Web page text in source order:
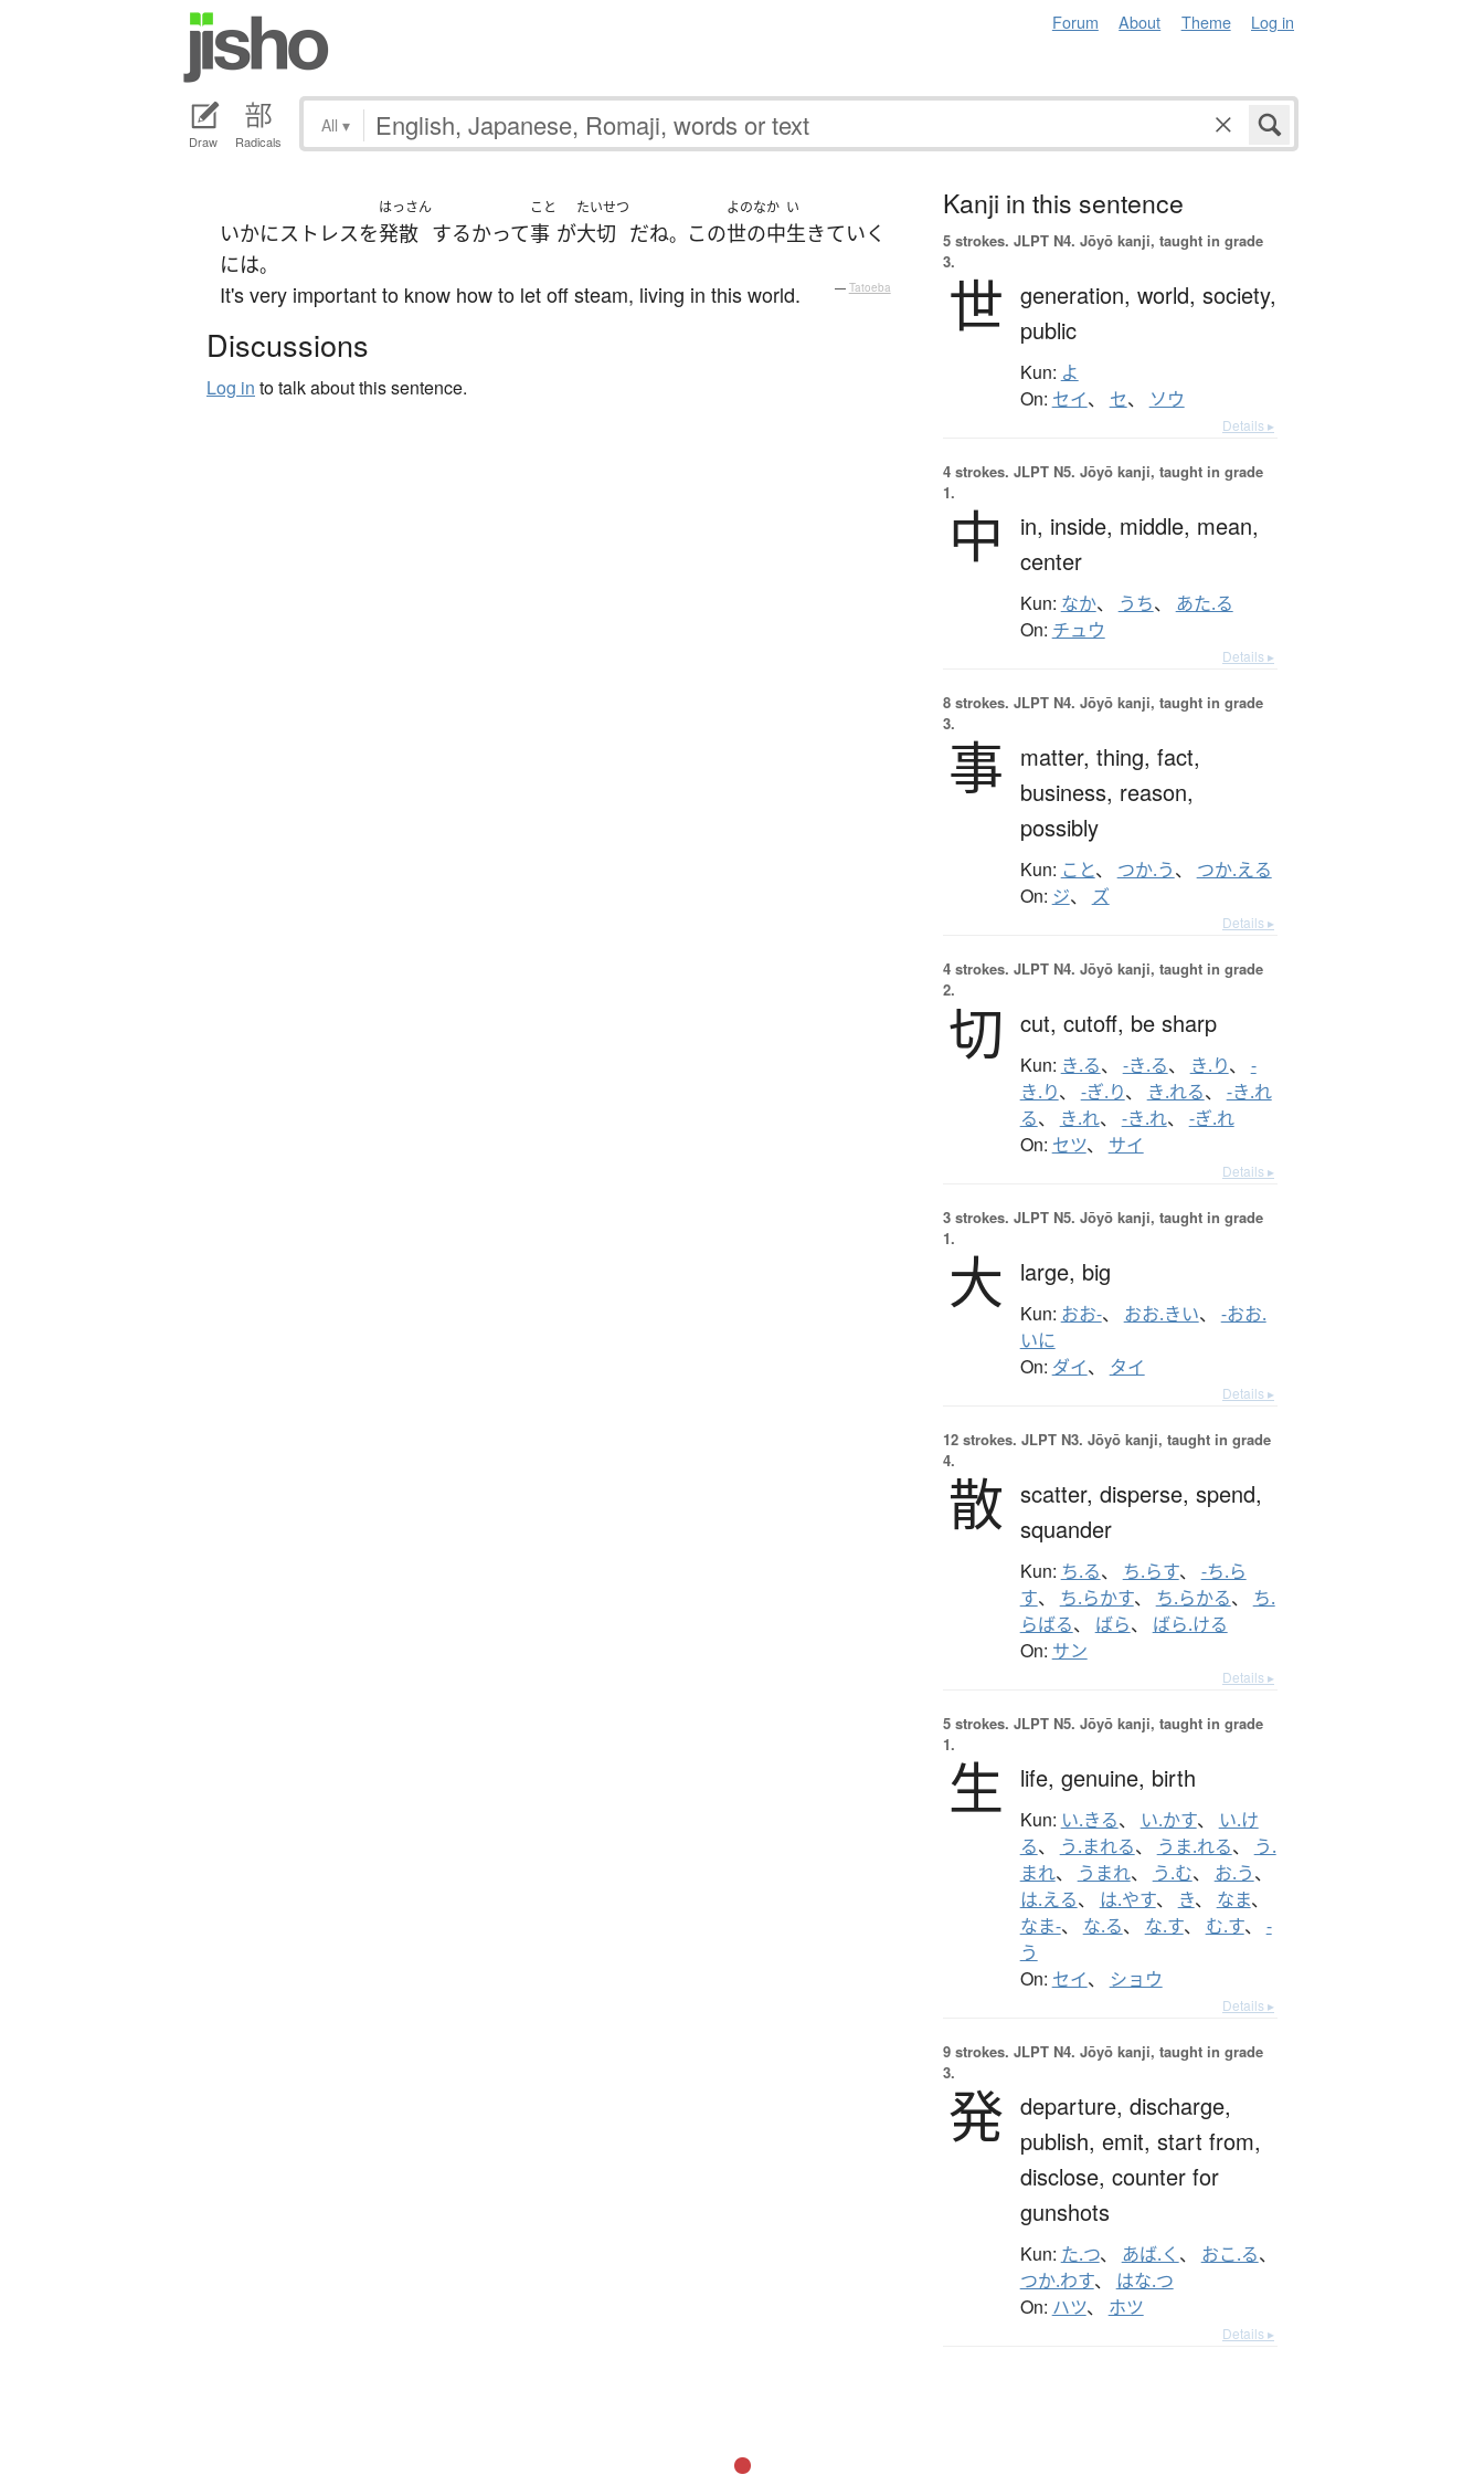
Forum About Theme Log in
Draw Radicals
All ▾
いかにストレスを
はっさん
発散 するかって
こと
事 が
たいせつ
大切 だね。 この
よのなか
世の中
い
生きていく
には。
It's very important to know how to let off steam, living in this world. — Tatoeba
Discussions
Log in to talk about this sentence.
Kanji in this sentence
5 strokes. JLPT N4. Jōyō kanji, taught in grade
3.
世 generation, world, society,
public
Kun: よ
On: セイ、 セ、 ソウ
Details ▸
4 strokes. JLPT N5. Jōyō kanji, taught in grade
1.
中 in, inside, middle, mean,
center
Kun: なか、 うち、 あた.る
On: チュウ
Details ▸
8 strokes. JLPT N4. Jōyō kanji, taught in grade
3.
事 matter, thing, fact,
business, reason,
possibly
Kun: こと、 つか.う、 つか.える
On: ジ、 ズ
Details ▸
4 strokes. JLPT N4. Jōyō kanji, taught in grade
2.
切 cut, cutoff, be sharp
Kun: き.る、 -き.る、 き.り、 -
き.り、 -ぎ.り、 き.れる、 -き.れ
る、 き.れ、 -き.れ、 -ぎ.れ
On: セツ、 サイ
Details ▸
3 strokes. JLPT N5. Jōyō kanji, taught in grade
1.
大 large, big
Kun: おお-、 おお.きい、 -おお.
いに
On: ダイ、 タイ
Details ▸
12 strokes. JLPT N3. Jōyō kanji, taught in grade
4.
散 scatter, disperse, spend,
squander
Kun: ち.る、 ち.らす、 -ち.ら
す、 ち.らかす、 ち.らかる、 ち.
らばる、 ばら、 ばら.ける
On: サン
Details ▸
5 strokes. JLPT N5. Jōyō kanji, taught in grade
1.
生 life, genuine, birth
Kun: い.きる、 い.かす、
い.け
る、 う.まれる、 うま.れる、
う.
まれ、 うまれ、 う.む、 お.う、
は.える、 は.やす、 き、 なま、
なま-、 な.る、 な.す、 む.す、 -
う
On: セイ、 ショウ
Details ▸
9 strokes. JLPT N4. Jōyō kanji, taught in grade
3.
発 departure, discharge,
publish, emit, start from,
disclose, counter for
gunshots
Kun: た.つ、 あば.く 、 おこ.る、
つか.わす、 はな.つ
On: ハツ、 ホツ
Details ▸